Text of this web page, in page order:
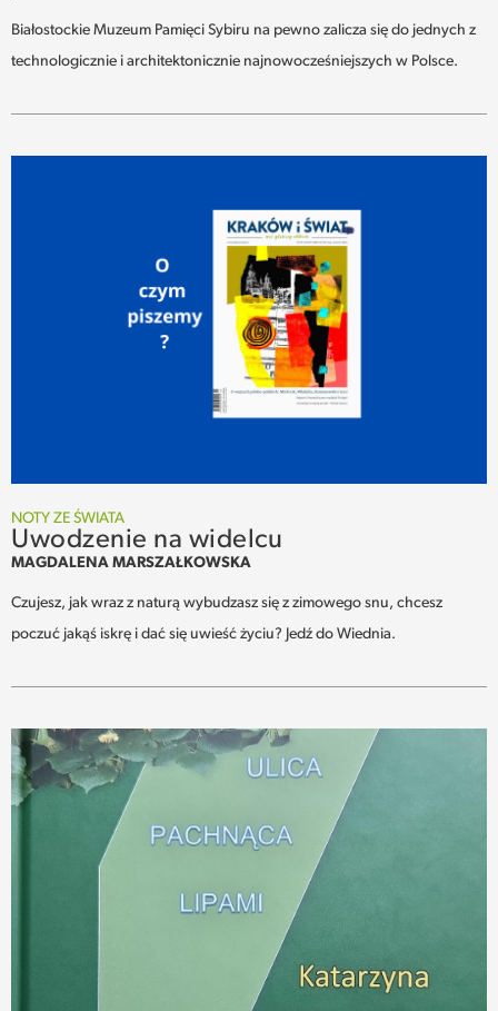
Białostockie Muzeum Pamięci Sybiru na pewno zalicza się do jednych z
technologicznie i architektonicznie najnowocześniejszych w Polsce.
NOTY ZE ŚWIATA
Uwodzenie na widelcu
MAGDALENA MARSZAŁKOWSKA
Czujesz, jak wraz z naturą wybudzasz się z zimowego snu, chcesz
poczuć jakąś iskrę i dać się uwieść życiu? Jedź do Wiednia.